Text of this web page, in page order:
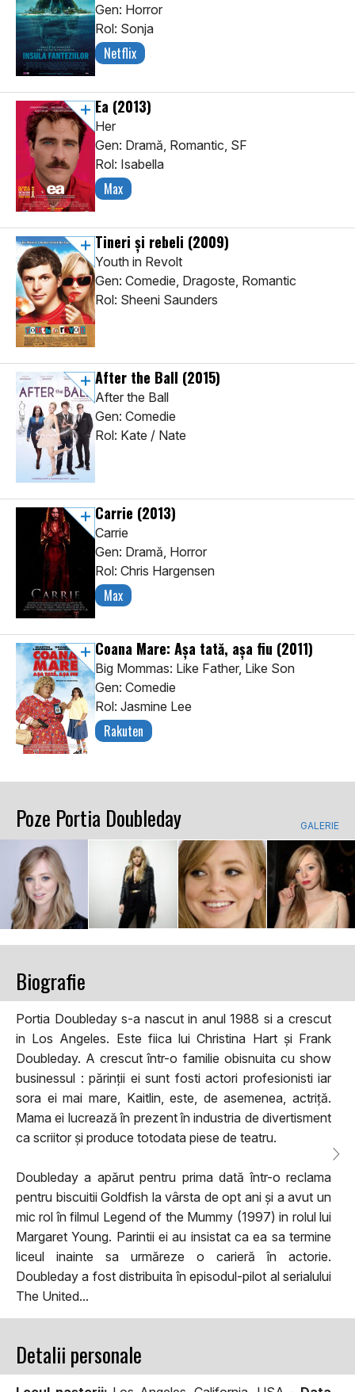
Gen: Horror
Rol: Sonja
Netflix
Ea (2013)
Her
Gen: Dramă, Romantic, SF
Rol: Isabella
Max
Tineri și rebeli (2009)
Youth in Revolt
Gen: Comedie, Dragoste, Romantic
Rol: Sheeni Saunders
After the Ball (2015)
After the Ball
Gen: Comedie
Rol: Kate / Nate
Carrie (2013)
Carrie
Gen: Dramă, Horror
Rol: Chris Hargensen
Max
Coana Mare: Așa tată, așa fiu (2011)
Big Mommas: Like Father, Like Son
Gen: Comedie
Rol: Jasmine Lee
Rakuten
Poze Portia Doubleday GALERIE
Biografie
Portia Doubleday s-a nascut in anul 1988 si a crescut
in Los Angeles. Este fiica lui Christina Hart și Frank
Doubleday. A crescut într-o familie obisnuita cu show
businessul : părinții ei sunt fosti actori profesionisti iar
sora ei mai mare, Kaitlin, este, de asemenea, actriță.
Mama ei lucrează în prezent în industria de divertisment
ca scriitor și produce totodata piese de teatru.
Doubleday a apărut pentru prima dată într-o reclama
pentru biscuitii Goldfish la vârsta de opt ani și a avut un
mic rol în filmul Legend of the Mummy (1997) in rolul lui
Margaret Young. Parintii ei au insistat ca ea sa termine
liceul inainte sa urmăreze o carieră în actorie.
Doubleday a fost distribuita în episodul-pilot al serialului
The United...
Detalii personale